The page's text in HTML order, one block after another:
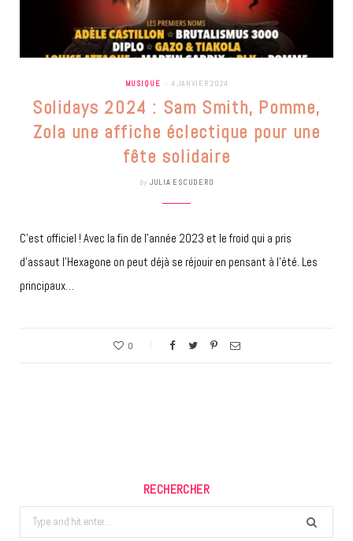
MUSIQUE 4 JANVIER 2024
Solidays 2024 : Sam Smith, Pomme,
Zola une affiche éclectique pour une
fête solidaire
by JULIA ESCUDERO
C’est officiel ! Avec la fin de l’année 2023 et le froid qui a pris
d’assaut l’Hexagone on peut déjà se réjouir en pensant à l’été. Les
principaux…
0
RECHERCHER
Search
for: